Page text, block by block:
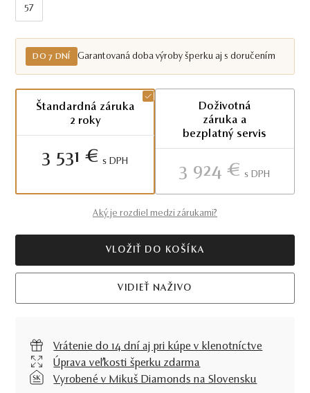
57
DO 7 DNÍ Garantovaná doba výroby šperku aj s doručením
Štandardná záruka
2 roky
3 531 € S DPH
Doživotná
záruka a
bezplatný servis
3 924 € S DPH
Aký je rozdiel medzi zárukami?
VLOŽIŤ DO KOŠÍKA
VIDIEŤ NAŽIVO
Vrátenie do 14 dní aj pri kúpe v klenotníctve
Úprava veľkosti šperku zdarma
Vyrobené v Mikuš Diamonds na Slovensku